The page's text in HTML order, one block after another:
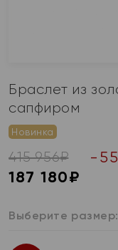
Браслет из
сапфиром
Новинка
415 956₽ - 55
187 180₽
Выберите размер: